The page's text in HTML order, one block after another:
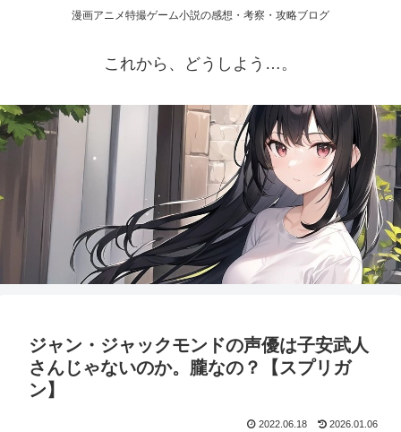
漫画アニメ特撮ゲーム小説の感想・考察・攻略ブログ
これから、どうしよう…。
ジャン・ジャックモンドの声優は子安武人
さんじゃないのか。朧なの？【スプリガ
ン】
2022.06.18 2026.01.06